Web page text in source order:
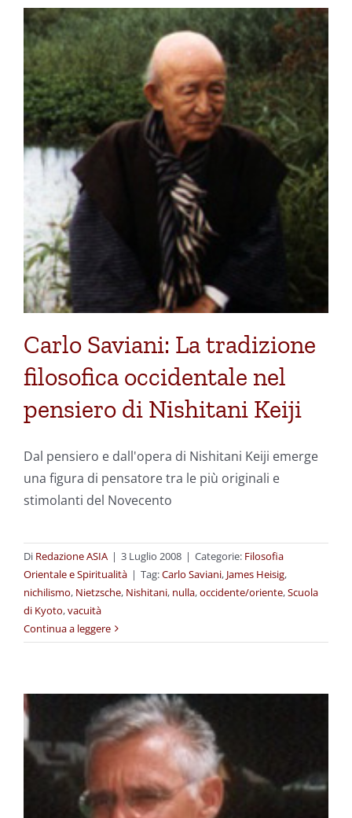
Carlo Saviani: La tradizione
filosofica occidentale nel
pensiero di Nishitani Keiji
Dal pensiero e dall'opera di Nishitani Keiji emerge
una figura di pensatore tra le più originali e
stimolanti del Novecento
Di Redazione ASIA | 3 Luglio 2008 | Categorie: Filosofia
Orientale e Spiritualità | Tag:Carlo Saviani, James Heisig,
nichilismo, Nietzsche, Nishitani, nulla,occidente/oriente,Scuola
di Kyoto,vacuità
Continua a leggere